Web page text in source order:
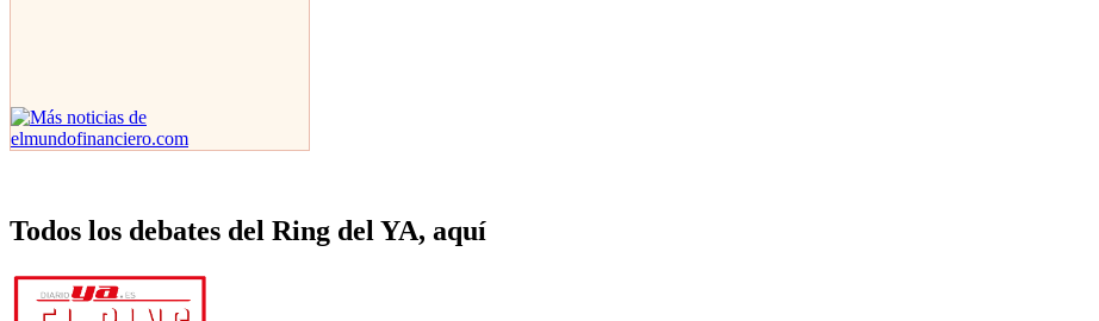
Todos los debates del Ring del YA, aquí